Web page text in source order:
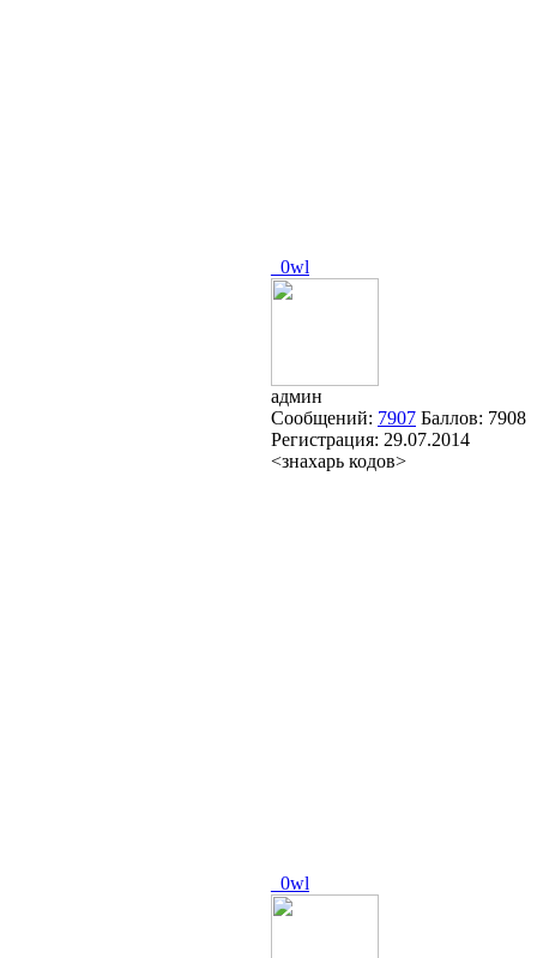
_0wl
админ
Сообщений: 7907 Баллов: 7908
Регистрация: 29.07.2014
<знахарь кодов>
_0wl